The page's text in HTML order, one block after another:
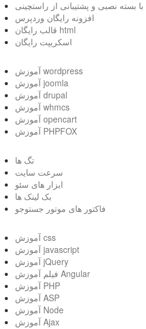
بسته نصبی و پشتیبانی از راستچینی
افزونه رایگان وردپرس
قالب رایگان html
اسکریپت رایگان
آموزش wordpress
آموزش joomla
آموزش drupal
آموزش whmcs
آموزش opencart
آموزش PHPFOX
تگ ها
سرعت سایت
ابزار های سئو
بک لینک ها
فاکتور های موتور جستوجو
آموزش css
آموزش javascript
آموزش jQuery
فیلم آموزش Angular
آموزش PHP
آموزش ASP
آموزش Node
آموزش Ajax